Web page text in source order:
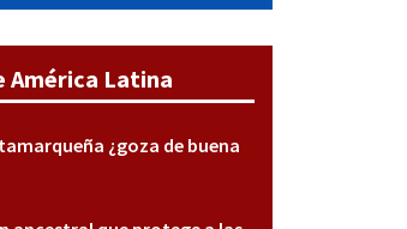
América Latina
¿goza de buena